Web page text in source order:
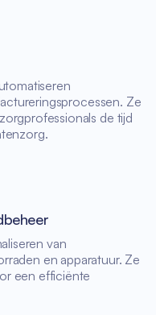
Ze
de tijd
van
en apparatuur. Ze
een efficiënte